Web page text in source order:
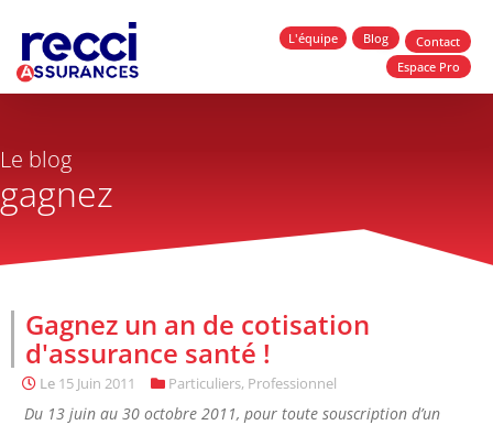
L'équipe Blog
Contact
Espace Pro
Le blog
gagnez
Gagnez un an de cotisation
d'assurance santé !
Le 15 Juin 2011 Particuliers, Professionnel
Du 13 juin au 30 octobre 2011, pour toute souscription d’un